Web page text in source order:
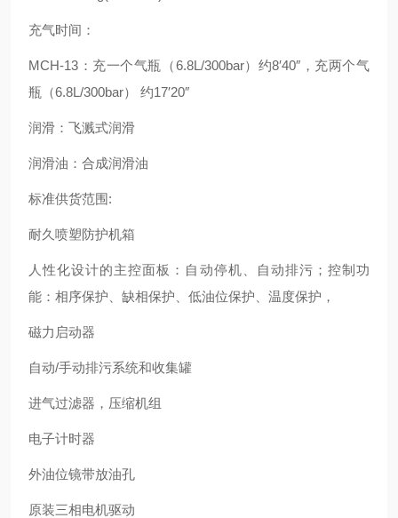
充气时间：
MCH-13：充一个气瓶（6.8L/300bar）约8′40″，充两个气
瓶（6.8L/300bar） 约17′20″
润滑：飞溅式润滑
润滑油：合成润滑油
标准供货范围:
耐久喷塑防护机箱
人性化设计的主控面板：自动停机、自动排污；控制功
能：相序保护、缺相保护、低油位保护、温度保护，
磁力启动器
自动/手动排污系统和收集罐
进气过滤器，压缩机组
电子计时器
外油位镜带放油孔
原装三相电机驱动